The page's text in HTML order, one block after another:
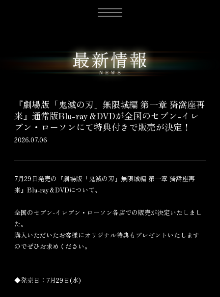
『劇場版「鬼滅の刃」無限城編 第一章 猗窩座再
来』通常版Blu-ray＆DVDが全国のセブン-イレ
ブン・ローソンにて特典付きで販売が決定！
2026.07.06
7月29日発売の『劇場版「鬼滅の刃」無限城編 第一章 猗窩座再
来』Blu-ray＆DVDについて、
全国のセブン-イレブン・ローソン各店での販売が決定いたしまし
た。
購入いただいたお客様にオリジナル特典もプレゼントいたします
のでぜひお求めください。
◆発売日：7月29日(水)